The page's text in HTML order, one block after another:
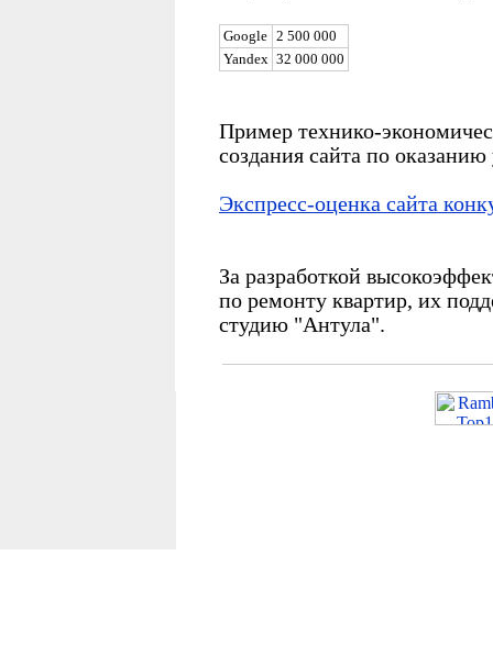
Google 2 500 000
Yandex 32 000 000
Пример технико-
создания сайта по
Экспресс-оценка сайта
За разработкой
по ремонту квартир, их
студию "Антула".